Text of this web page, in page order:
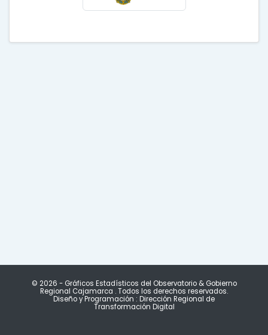
© 2026 - Gráficos Estadísticos del Observatorio& Gobierno
Regional Cajamarca . Todos los derechos reservados.
Diseño y Programación : Dirección Regional de
Transformación Digital